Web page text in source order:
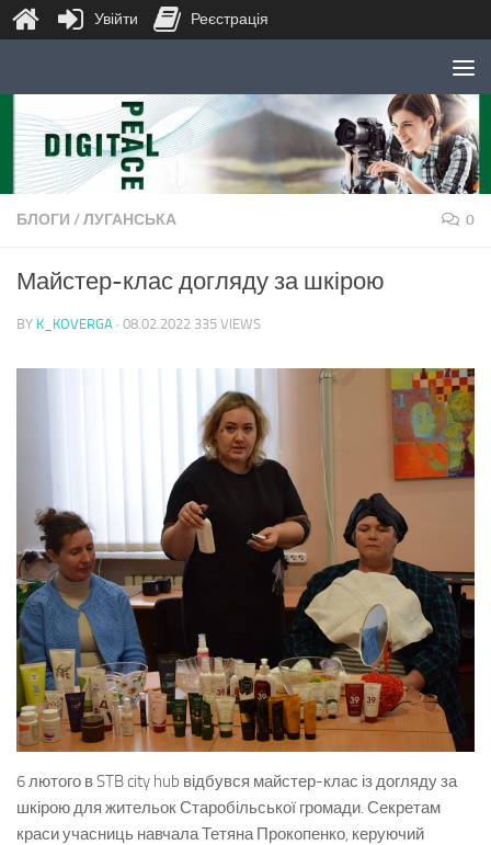
Skip to content
БЛОГИ /ЛУГАНСЬКА 0
Майстер-клас догляду за шкірою
BY K_KOVERGA · 08.02.2022 335 VIEWS
6 лютого в STB city hub відбувся майстер-клас із догляду за
шкірою для жительок Старобільської громади. Секретам
краси учасниць навчала Тетяна Прокопенко, керуючий
Увійти Реєстрація